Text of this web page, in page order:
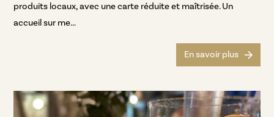
produits locaux, avec une carte réduite et maîtrisée. Un
accueil sur me...
En savoir plus